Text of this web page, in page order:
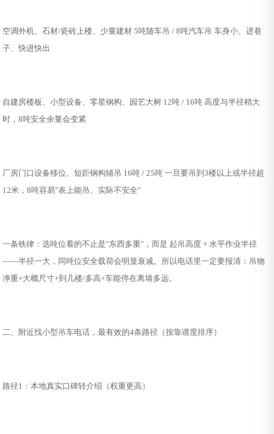
空调外机、石材/瓷砖上楼、少量建材 5吨随车吊 / 8吨汽车吊 车身小、进巷
子、快进快出
自建房楼板、小型设备、零星钢构、园艺大树 12吨 / 16吨 高度与半径稍大
时，8吨安全余量会变紧
厂房门口设备移位、短距钢构辅吊 16吨 / 25吨 一旦要吊到3楼以上或半径超
12米，8吨容易"表上能吊、实际不安全"
一条铁律：选吨位看的不止是"东西多重"，而是 起吊高度 × 水平作业半径
——半径一大，同吨位安全载荷会明显衰减。所以电话里一定要报清：吊物
净重+大概尺寸+到几楼/多高+车能停在离墙多远。
二、附近找小型吊车电话，最有效的4条路径（按靠谱度排序）
路径1：本地真实口碑转介绍（权重更高）